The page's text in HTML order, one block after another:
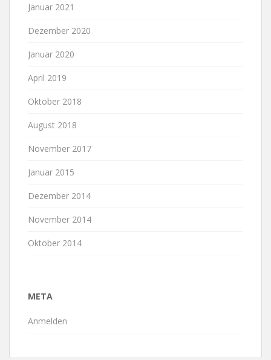
Januar 2021
Dezember 2020
Januar 2020
April 2019
Oktober 2018
August 2018
November 2017
Januar 2015
Dezember 2014
November 2014
Oktober 2014
META
Anmelden